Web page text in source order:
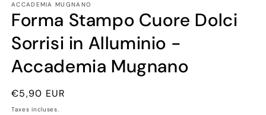
média
1
dans
fenêtre
modale
ACCADEMIA MUGNANO
Forma Stampo Cuore Dolci
Sorrisi in Alluminio -
Accademia Mugnano
Prix
habituel
€5,90 EUR
Taxes incluses.